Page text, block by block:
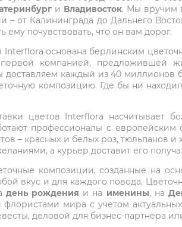
и Владивосток. Мы вручим
от Калининграда до Дальнего
ему почувствовать, что он вам дорог.
Interflora основана берлинским
компанией, предложившей
доставляем каждый из 40
композицию. Где бы ни
цветов Interflora
профессионалы с
– красных и белых роз, тюльпанов
а курьер доставит его
композиции, созданные на
вкус и для каждого повода.
день рождения и на именины, на
мира с учетом
деловой для бизнес-партнера